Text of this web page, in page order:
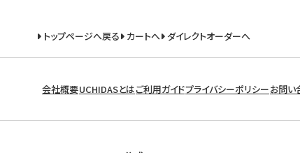
トップページへ戻る カートへ ダイレクトオーダーへ
会社概要UCHIDASとはご利用ガイドプライバシーポリシーお問い